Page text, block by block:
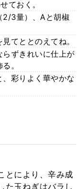
ておく。
2/3量）、Aと胡椒
てととのえてね。
ずきれいに仕上が
。
彩りよく華やかな
により、辛み成
玉ねぎはバラし